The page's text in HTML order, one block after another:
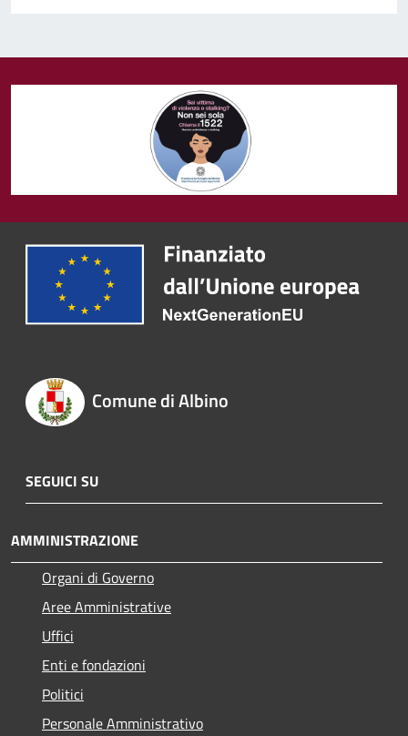
Comune di Albino
SEGUICI SU
AMMINISTRAZIONE
Organi di Governo
Aree Amministrative
Uffici
Enti e fondazioni
Politici
Personale Amministrativo